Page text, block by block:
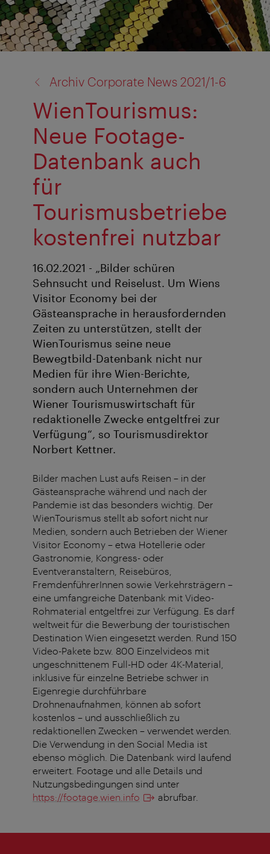
Archiv Corporate News 2021/1-6
WienTourismus:
Neue Footage-
Datenbank auch
für
Tourismusbetriebe
kostenfrei nutzbar
16.02.2021 - „Bilder schüren
Sehnsucht und Reiselust. Um Wiens
Visitor Economy bei der
Gästeansprache in herausfordernden
Zeiten zu unterstützen, stellt der
WienTourismus seine neue
Bewegtbild-Datenbank nicht nur
Medien für ihre Wien-Berichte,
sondern auch Unternehmen der
Wiener Tourismuswirtschaft für
redaktionelle Zwecke entgeltfrei zur
Verfügung“, so Tourismusdirektor
Norbert Kettner.
Bilder machen Lust aufs Reisen – in der
Gästeansprache während und nach der
Pandemie ist das besonders wichtig. Der
WienTourismus stellt ab sofort nicht nur
Medien, sondern auch Betrieben der Wiener
Visitor Economy – etwa Hotellerie oder
Gastronomie, Kongress- oder
Eventveranstaltern, Reisebüros,
FremdenführerInnen sowie Verkehrsträgern –
eine umfangreiche Datenbank mit Video-
Rohmaterial entgeltfrei zur Verfügung. Es darf
weltweit für die Bewerbung der touristischen
Destination Wien eingesetzt werden. Rund 150
Video-Pakete bzw. 800 Einzelvideos mit
ungeschnittenem Full-HD oder 4K-Material,
inklusive für einzelne Betriebe schwer in
Eigenregie durchführbare
Drohnenaufnahmen, können ab sofort
kostenlos – und ausschließlich zu
redaktionellen Zwecken – verwendet werden.
Die Verwendung in den Social Media ist
ebenso möglich. Die Datenbank wird laufend
erweitert. Footage und alle Details und
Nutzungsbedingungen sind unter
https://footage.wien.info
abrufbar.